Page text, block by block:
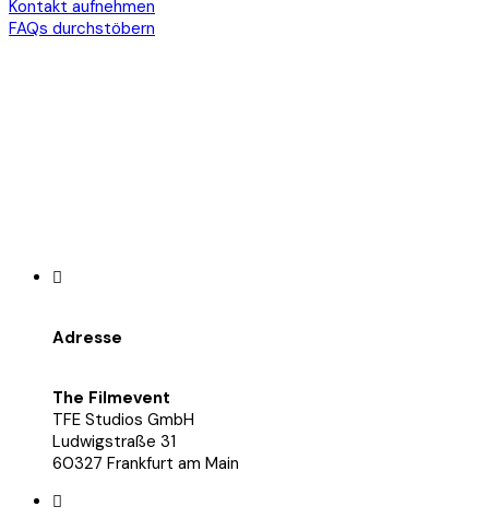
Kontakt aufnehmen
FAQs durchstöbern
Adresse
The Filmevent
TFE Studios GmbH
Ludwigstraße 31
60327 Frankfurt am Main